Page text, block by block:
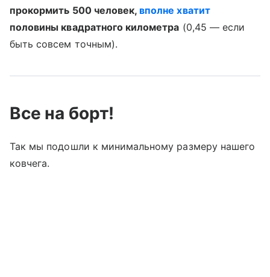
прокормить 500 человек, вполне хватит
половины квадратного километра (0,45 — если
быть совсем точным).
Все на борт!
Так мы подошли к минимальному размеру нашего
ковчега.